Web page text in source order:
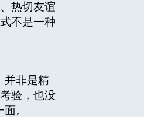
热切友谊
不是一种
并非是精
验，也没
。